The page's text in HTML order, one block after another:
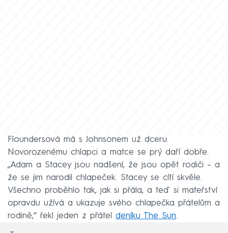
Floundersová má s Johnsonem už dceru.
Novorozenému chlapci a matce se prý daří dobře.
„Adam a Stacey jsou nadšení, že jsou opět rodiči – a
že se jim narodil chlapeček. Stacey se cítí skvěle.
Všechno proběhlo tak, jak si přála, a teď si mateřství
opravdu užívá a ukazuje svého chlapečka přátelům a
rodině,“ řekl jeden z přátel deníku The Sun.